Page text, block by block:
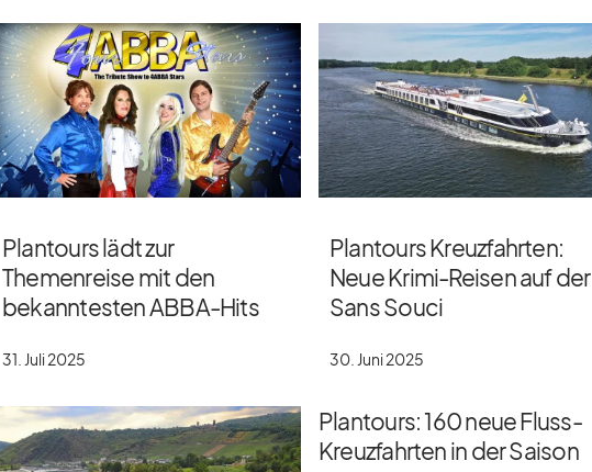
Plantours lädt zur
Themenreise mit den
bekanntesten ABBA-Hits
31. Juli 2025
Plantours Kreuzfahrten:
Neue Krimi-Reisen auf der
Sans Souci
30. Juni 2025
Plantours: 160 neue Fluss-
Kreuzfahrten in der Saison